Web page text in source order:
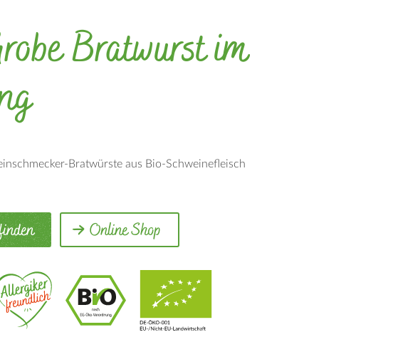
Bratwurst im
Bratwürste aus Bio-Schweinefleisch
Online Shop